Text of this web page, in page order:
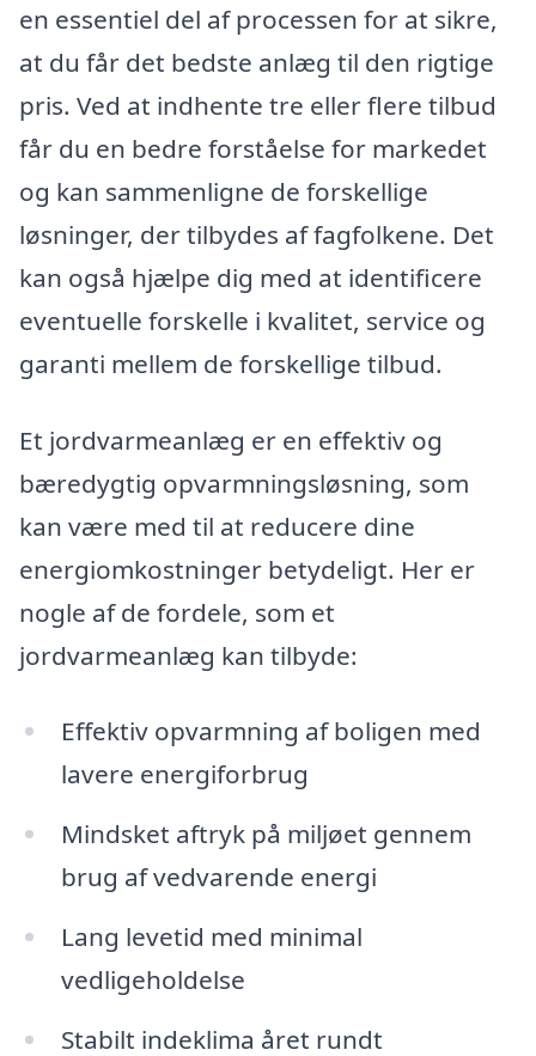
en essentiel del af processen for at sikre,
at du får det bedste anlæg til den rigtige
pris. Ved at indhente tre eller flere tilbud
får du en bedre forståelse for markedet
og kan sammenligne de forskellige
løsninger, der tilbydes af fagfolkene. Det
kan også hjælpe dig med at identificere
eventuelle forskelle i kvalitet, service og
garanti mellem de forskellige tilbud.
Et jordvarmeanlæg er en effektiv og
bæredygtig opvarmningsløsning, som
kan være med til at reducere dine
energiomkostninger betydeligt. Her er
nogle af de fordele, som et
jordvarmeanlæg kan tilbyde:
Effektiv opvarmning af boligen med
lavere energiforbrug
Mindsket aftryk på miljøet gennem
brug af vedvarende energi
Lang levetid med minimal
vedligeholdelse
Stabilt indeklima året rundt